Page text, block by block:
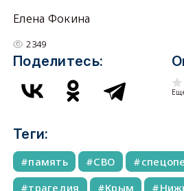
Елена Фокина
2349
Поделитесь:
Теги:
память СВО
трагедия
Крым